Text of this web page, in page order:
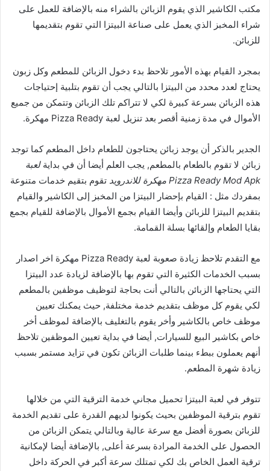
مكتب الكاشير الذي يقوم الزبائن بالشراء منه بالإضافة للعمل على
شراء المخبز الذي يعمل على صناعة البيتزا التي تقوم بتقديمها
للزبائن.
بمجرد القيام بهذه الأمور تلاحظ بدء دخول الزبائن للمطعم وكل زبون
يحتاج لعدد محدد من البيتزا بالتالي يجب أن تقوم بتلبية إحتياجات
هذه الزبائن بسرعة كبيرة لكي لا تتراكم تلك الزبائن وتتمكن من جميع
الأموال في مدة زمنية أقصر بعد تنزيل لعبة Pizza Ready مهكرة.
الجدير بالذكر أن يوجد زبائن يحتاجون للطعام داخل المطعم كما توجد
زبائن لا تقوم بالطعام بالمطعم, يجب العلم أيضا أن في بدايةلعبة
Pizza Ready Mod Apk مهكرة للاندرويد
تقوم بتقيم خدمات متنوعة
بمفردك مثل : القيام بإحضار البيتزا من المخبز إلى الكاشير والقيام
بتقديم البيتزا للزبائن وأيضا القيام بجمع الأموال بالإضافة للقيام بجمع
بقايا الطعام وإلقائها بسلة القمامة.
مع التقدم تلاحظ زيادة صعوبة لعبة Pizza Ready مهكرة اخر اصدار
بسبب الخدمات الكثيرة التي تقوم بها بالإضافة لزيادة عدد البيتزا
التي يحتاجها الزبائن بالتالي أنت بحاجة لتوظيف موظفين بالمطعم
لكي يقوم كل موظف بتقديم خدمة مختلفة, حيث يمكنك تعيين
موظف خاص بالكاشير وأخر يقوم بالتغليف بالإضافة لموظف أخر
خاص بكاشير البيع للسيارات, أيضا في بداية تعيين الموظفين تلاحظ
أنهم يعملون ببطء بينما طلبات الزبائن تكون في تزايد مستمر بسبب
زيادة شهرة المطعم.
تتوفر في لعبة البيتزا تحميل مجاني خدمة الترقية التي من خلالها
تقوم بترقية الموظفين بحيث يكونوا لديهم القدرة على تقديم الخدمة
للزبائن بصورة أفضل مع سرعة عالية وبالتالي يتمكن الزبائن من
الحصول على الخدمة المرادة بسرعة أعلى, بالإضافة أيضا لإمكانية
ترقية العمل الخاص بك لكي تمتلك سرعة أكبر في الحركة داخل